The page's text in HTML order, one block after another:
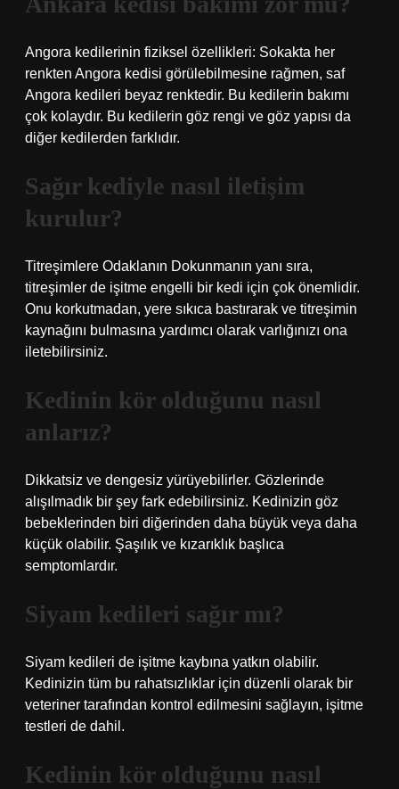
Angora kedilerinin fiziksel özellikleri: Sokakta her
renkten Angora kedisi görülebilmesine rağmen, saf
Angora kedileri beyaz renktedir. Bu kedilerin bakımı
çok kolaydır. Bu kedilerin göz rengi ve göz yapısı da
diğer kedilerden farklıdır.
Sağır kediyle nasıl iletişim
kurulur?
Titreşimlere Odaklanın Dokunmanın yanı sıra,
titreşimler de işitme engelli bir kedi için çok önemlidir.
Onu korkutmadan, yere sıkıca bastırarak ve titreşimin
kaynağını bulmasına yardımcı olarak varlığınızı ona
iletebilirsiniz.
Kedinin kör olduğunu nasıl
anlarız?
Dikkatsiz ve dengesiz yürüyebilirler. Gözlerinde
alışılmadık bir şey fark edebilirsiniz. Kedinizin göz
bebeklerinden biri diğerinden daha büyük veya daha
küçük olabilir. Şaşılık ve kızarıklık başlıca
semptomlardır.
Siyam kedileri sağır mı?
Siyam kedileri de işitme kaybına yatkın olabilir.
Kedinizin tüm bu rahatsızlıklar için düzenli olarak bir
veteriner tarafından kontrol edilmesini sağlayın, işitme
testleri de dahil.
Kedinin kör olduğunu nasıl